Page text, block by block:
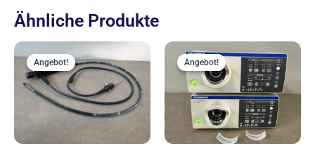
Ähnliche Produkte
Angebot!
Angebot!
Ursprünglicher
Preis
war:
299,00 €
Aktueller
Preis
ist:
49,00 €.
Angebot!
Angebot!
Preis
war:
10.000,00 €